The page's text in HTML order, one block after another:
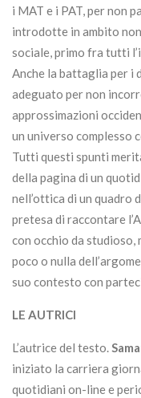
i MAT e i PAT, per non
introdotte in ambito
sociale, primo fra tutti
Anche la battaglia per i
adeguato per non
approssimazioni
un universo complesso
Tutti questi spunti
della pagina di un
nell’ottica di un quadro
pretesa di raccontare
con occhio da studioso,
poco o nulla
suo contesto con
LE AUTRICI
L’autrice del testo.
iniziato la carriera
quotidiani on-line e